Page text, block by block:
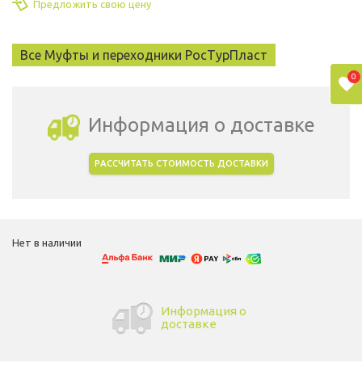
Предложить свою цену
Все Муфты и переходники РосТурПласт
Информация о доставке
РАССЧИТАТЬ СТОИМОСТЬ ДОСТАВКИ
Нет в наличии
Информация о
доставке
0